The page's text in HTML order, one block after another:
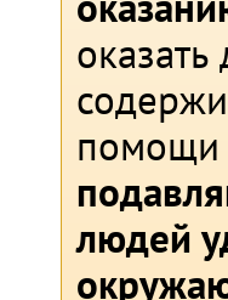
помощи
людей